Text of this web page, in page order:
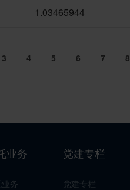
1.03465944
3 4 5 6 7 8
业务
务
党建专栏
党建专栏